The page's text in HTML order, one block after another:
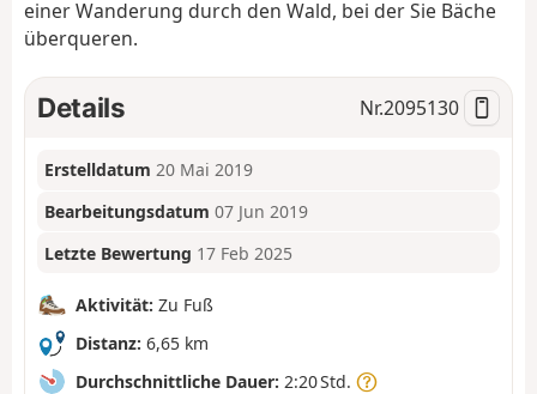
t
n
einer Wanderung durch den Wald, bei der Sie Bäche
überqueren.
Details Nr.2095130
Erstelldatum 20 Mai 2019
Bearbeitungsdatum 07 Jun 2019
Letzte Bewertung 17 Feb 2025
Aktivität: Zu Fuß
Distanz: 6,65 km
Durchschnittliche Dauer: 2:20 Std.